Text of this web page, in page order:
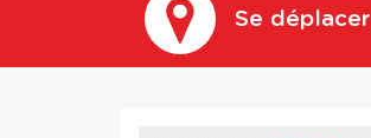
Se déplacer